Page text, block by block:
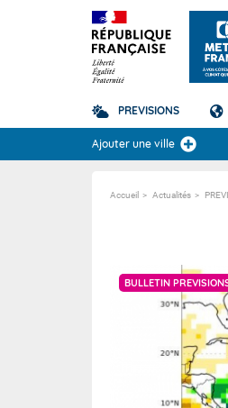
PREVISIONS
Ajouter une ville
Accueil Actualités
BULLETIN